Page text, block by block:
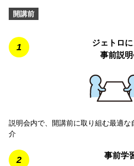
開講前
1
ジェトロ
事前説
説明会内で、開講前に取り組む最適な
介
2 事前学